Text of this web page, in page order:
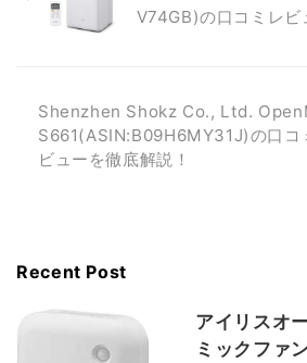
V74GB)の口コミレビ
Shenzhen Shokz Co., Ltd.
S661(ASIN:B09H6MY31J)の口コ
ビューを徹底解説！
Recent Post
アイリスオ
ミックファ